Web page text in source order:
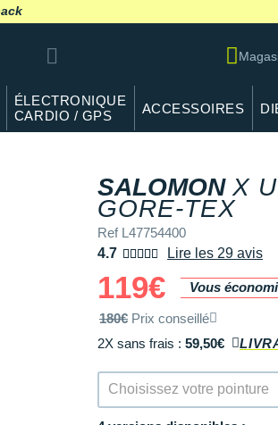
*
ÉLECTRONIQUE
CARDIO / GPS
ACCESSOIRES
SALOMON X
GORE-TEX
Ref L47754400
4.7
Lire les 29 avis
119€ Vous
180€ Prix conseillé
2X sans frais : 59,50€
Choisissez votre pointure